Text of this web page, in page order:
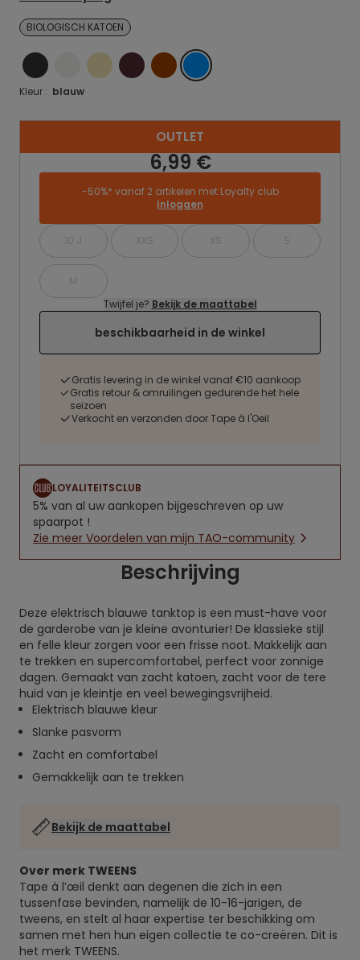
BIOLOGISCH KATOEN
ZWART ECRUGEEL ROODBRUINBLAUW
Kleur : blauw
OUTLET
6,99 €
-50%* vanaf 2 artikelen met Loyalty club
Inloggen
10 J XXS XS S
M
Twijfel je? Bekijk de maattabel
beschikbaarheid in de winkel
Gratis levering in de winkel vanaf €10 aankoop
Gratis retour & omruilingen gedurende het hele
seizoen
Verkocht en verzonden door Tape à l'Oeil
LOYALITEITSCLUB
5% van al uw aankopen bijgeschreven op uw
spaarpot !
Zie meer Voordelen van mijn TAO-community
Beschrijving
Deze elektrisch blauwe tanktop is een must-have voor
de garderobe van je kleine avonturier! De klassieke stijl
en felle kleur zorgen voor een frisse noot. Makkelijk aan
te trekken en supercomfortabel, perfect voor zonnige
dagen. Gemaakt van zacht katoen, zacht voor de tere
huid van je kleintje en veel bewegingsvrijheid.
Elektrisch blauwe kleur
Slanke pasvorm
Zacht en comfortabel
Gemakkelijk aan te trekken
Bekijk de maattabel
Over merk TWEENS
Tape à l’œil denkt aan degenen die zich in een
tussenfase bevinden, namelijk de 10-16-jarigen, de
tweens, en stelt al haar expertise ter beschikking om
samen met hen hun eigen collectie te co-creëren. Dit is
het merk TWEENS.